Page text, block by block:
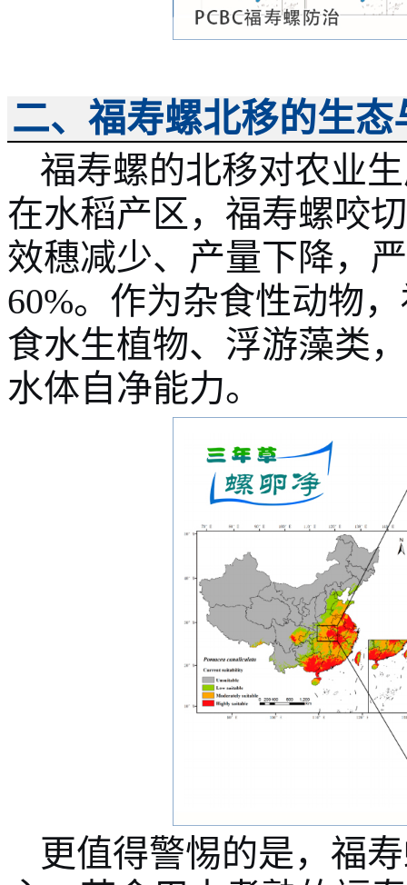
二、福寿螺北移的生态
福寿螺的北移对农业
在水稻产区，福寿螺咬
效穗减少、产量下降，
60%。作为杂食性动物
食水生植物、浮游藻类
水体自净能力。
更值得警惕的是，福